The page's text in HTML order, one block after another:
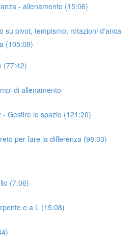
- allenamento (15:06)
su pivot, tempismo, rotazioni d'anca
(105:08)
(77:42)
di allenamento
- Gestire lo spazio (121:20)
per fare la differenza (98:03)
(7:06)
e a L (15:08)